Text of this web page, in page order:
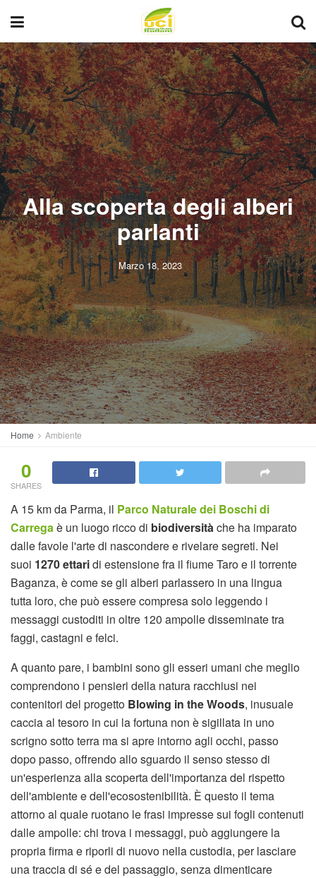
Alla scoperta degli alberi
parlanti
Marzo 18, 2023
Home Ambiente
0
SHARES
A 15 km da Parma, il Parco Naturale dei Boschi di
Carregaè un luogo ricco di biodiversitàche ha imparato
dalle favole l'arte di nascondere e rivelare segreti. Nei
suoi 1270 ettaridi estensione fra il fiume Taro e il torrente
Baganza, è come se gli alberi parlassero in una lingua
tutta loro, che può essere compresa solo leggendo i
messaggi custoditi in oltre 120 ampolle disseminate tra
faggi, castagni e felci.
A quanto pare, i bambini sono gli esseri umani che meglio
comprendono i pensieri della natura racchiusi nei
contenitori del progetto Blowing in the Woods, inusuale
caccia al tesoro in cui la fortuna non è sigillata in uno
scrigno sotto terra ma si apre intorno agli occhi, passo
dopo passo, offrendo allo sguardo il senso stesso di
un'esperienza alla scoperta dell'importanza del rispetto
dell'ambiente e dell'ecosostenibilità. È questo il tema
attorno al quale ruotano le frasi impresse sui fogli contenuti
dalle ampolle: chi trova i messaggi, può aggiungere la
propria firma e riporli di nuovo nella custodia, per lasciare
una traccia di sé e del passaggio, senza dimenticare